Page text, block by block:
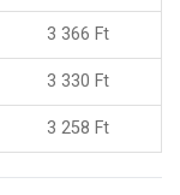
3 366 Ft
3 330 Ft
3 258 Ft